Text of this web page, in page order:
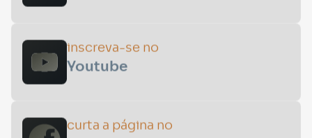
inscreva-se no
Youtube
curta a página no